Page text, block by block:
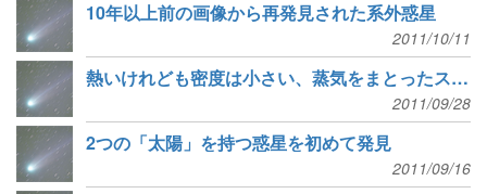
10年以上前の画像から再発見された系外惑星
2011/10/11
熱いけれども密度は小さい、蒸気をまとったスーパーアース
2011/09/28
2つの「太陽」を持つ惑星を初めて発見
2011/09/16